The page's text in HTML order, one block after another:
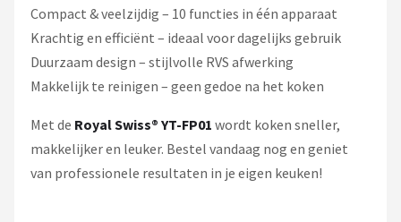
Compact & veelzijdig – 10 functies in één apparaat
Krachtig en efficiënt – ideaal voor dagelijks gebruik
Duurzaam design – stijlvolle RVS afwerking
Makkelijk te reinigen – geen gedoe na het koken
Met de Royal Swiss® YT-FP01 wordt koken sneller,
makkelijker en leuker. Bestel vandaag nog en geniet
van professionele resultaten in je eigen keuken!